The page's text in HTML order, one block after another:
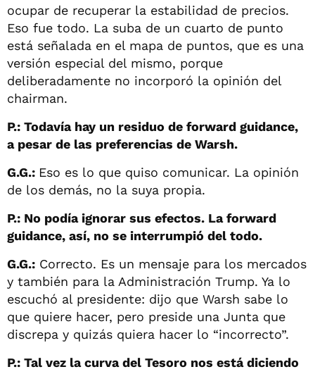
ocupar de recuperar la estabilidad de precios.
Eso fue todo. La suba de un cuarto de punto
está señalada en el mapa de puntos, que es una
versión especial del mismo, porque
deliberadamente no incorporó la opinión del
chairman.
P.: Todavía hay un residuo de forward guidance,
a pesar de las preferencias de Warsh.
G.G.: Eso es lo que quiso comunicar. La opinión
de los demás, no la suya propia.
P.: No podía ignorar sus efectos. La forward
guidance, así, no se interrumpió del todo.
G.G.: Correcto. Es un mensaje para los mercados
y también para la Administración Trump. Ya lo
escuchó al presidente: dijo que Warsh sabe lo
que quiere hacer, pero preside una Junta que
discrepa y quizás quiera hacer lo “incorrecto”.
P.: Tal vez la curva del Tesoro nos está diciendo